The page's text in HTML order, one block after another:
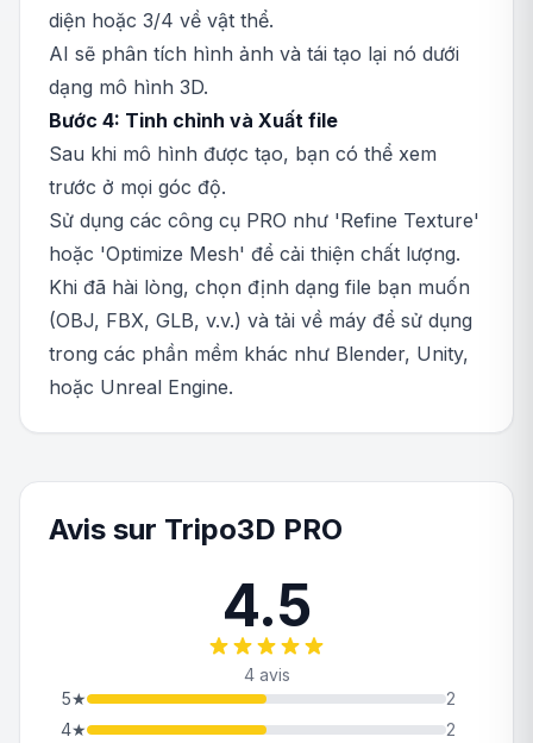
diện hoặc 3/4 về vật thể.
AI sẽ phân tích hình ảnh và tái tạo lại nó dưới
dạng mô hình 3D.
Bước 4: Tinh chỉnh và Xuất file
Sau khi mô hình được tạo, bạn có thể xem
trước ở mọi góc độ.
Sử dụng các công cụ PRO như 'Refine Texture'
hoặc 'Optimize Mesh' để cải thiện chất lượng.
Khi đã hài lòng, chọn định dạng file bạn muốn
(OBJ, FBX, GLB, v.v.) và tải về máy để sử dụng
trong các phần mềm khác như Blender, Unity,
hoặc Unreal Engine.
Avis sur Tripo3D PRO
4.5
4 avis
5★
2
4★
2